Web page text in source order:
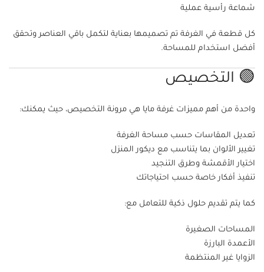
شماعة رأسية عملية
كل قطعة في الغرفة تم تصميمها بعناية لتكمل باقي العناصر وتحقق
أفضل استخدام للمساحة.
🟢 التخصيص
واحدة من أهم مميزات غرفة مايا هي مرونة التخصيص، حيث يمكنك:
تعديل المقاسات حسب مساحة الغرفة
تغيير الألوان بما يتناسب مع ديكور المنزل
اختيار الأقمشة وطرق التنجيد
تنفيذ أفكار خاصة حسب احتياجاتك
كما يتم تقديم حلول ذكية للتعامل مع:
المساحات الصغيرة
الأعمدة البارزة
الزوايا غير المنتظمة